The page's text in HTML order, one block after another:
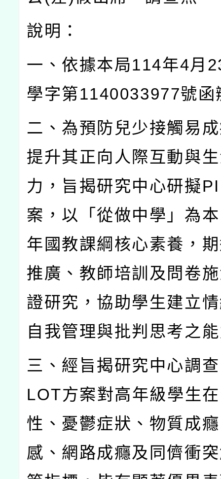
說明：
一、依據本局114年4月
學字第1140033977號函
二、為預防兒少接觸易
提升其正向人際互動與
力，旨揭研究中心研擬
案，以「從做中學」為
年國教課綱核心素養，
推廣、教師培訓及問卷
證研究，協助學生建立
自我管理與批判思考之
三、經旨揭研究中心調
LOT方案對高年級學生
性、憂鬱症狀、物質成
感、網路成癮及同儕衝